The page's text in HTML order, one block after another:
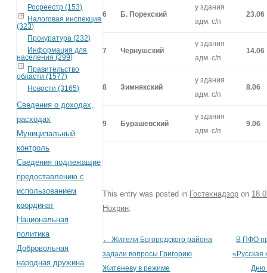
Росреестр (153)
Налоговая инспекция
(323)
Прокуратура (232)
Информация для
населения (299)
Правительство
области (1577)
Новости (3165)
Сведения о доходах,
расходах
Муниципальный
контроль
Сведения подлежащие
предоставлению с
использованием
координат
Национальная
политика
Добровольная
народная дружина
6 Б. Порекский
у здания
адм. с/п
23.06
7 Чернушский
у здания
адм. с/п
14.06
8 Зимнякский
у здания
адм. с/п
8.06
9 Бурашевский
у здания
адм. с/п
9.06
This entry was posted in Гостехнадзор on
Нохрин.
Post navigation
← Жители Богородского района
задали вопросы Григорию
Житеневу в режиме
В ПФО
«Русская
Дню